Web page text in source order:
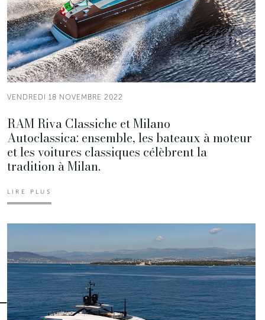
VENDREDI 18 NOVEMBRE 2022
RAM Riva Classiche et Milano
Autoclassica: ensemble, les bateaux à moteur
et les voitures classiques célèbrent la
tradition à Milan.
LIRE PLUS